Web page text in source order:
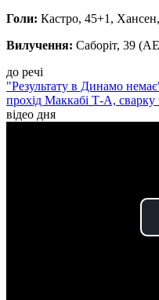
Голи: Кастро, 45+1,
Вилучення: Саборіт, 39
до речі
"Результату в Динамо
прохід Маккабі Т-А, сварку
відео дня